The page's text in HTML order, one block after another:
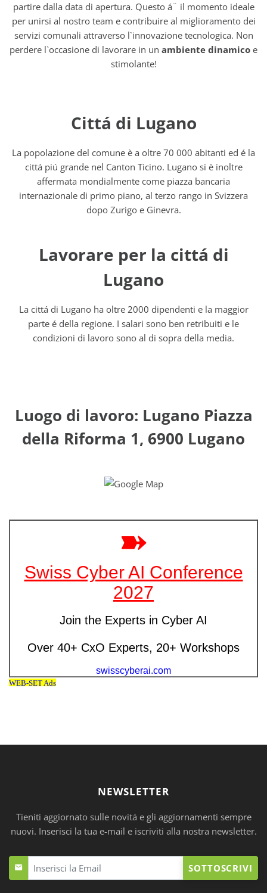
partire dalla data di apertura. Questo á¨ il momento ideale
per unirsi al nostro team e contribuire al miglioramento dei
servizi comunali attraverso l`innovazione tecnologica. Non
perdere l`occasione di lavorare in un ambiente dinamico e
stimolante!
Cittá di Lugano
La popolazione del comune è a oltre 70 000 abitanti ed é la
cittá piú grande nel Canton Ticino. Lugano si è inoltre
affermata mondialmente come piazza bancaria
internazionale di primo piano, al terzo rango in Svizzera
dopo Zurigo e Ginevra.
Lavorare per la cittá di
Lugano
La cittá di Lugano ha oltre 2000 dipendenti e la maggior
parte é della regione. I salari sono ben retribuiti e le
condizioni di lavoro sono al di sopra della media.
Luogo di lavoro: Lugano Piazza
della Riforma 1, 6900 Lugano
NEWSLETTER
Tieniti aggiornato sulle novitá e gli aggiornamenti sempre
nuovi. Inserisci la tua e-mail e iscriviti alla nostra newsletter.
SOTTOSCRIVI